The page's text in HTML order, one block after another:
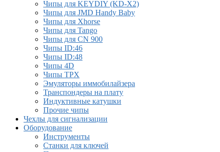
Чипы для KEYDIY (KD-X2)
Чипы для JMD Handy Baby
Чипы для Xhorse
Чипы для Tango
Чипы для CN 900
Чипы ID:46
Чипы ID:48
Чипы 4D
Чипы TPX
Эмуляторы иммобилайзера
Транспондеры на плату
Индуктивные катушки
Прочие чипы
Чехлы для сигнализации
Оборудование
Инструменты
Cтанки для ключей